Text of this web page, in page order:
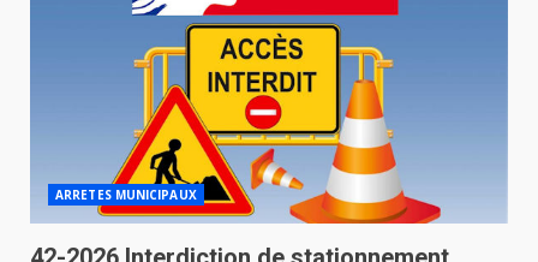
ARRETES MUNICIPAUX